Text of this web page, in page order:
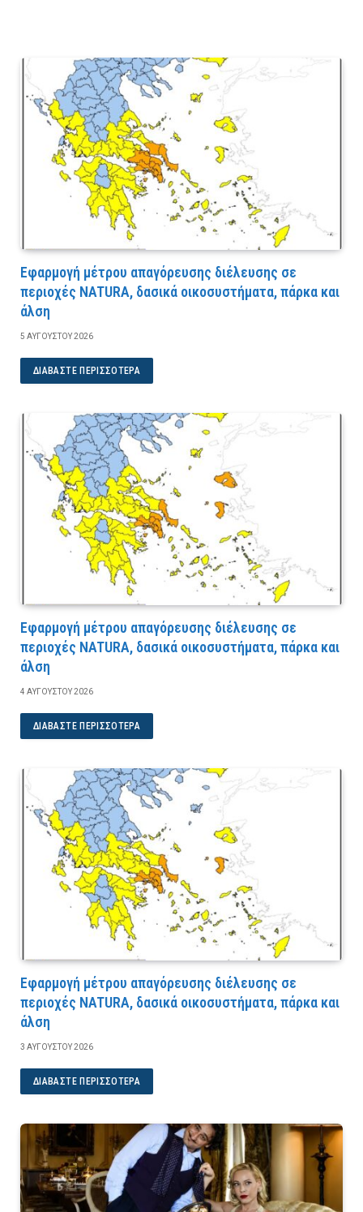
Εφαρμογή μέτρου απαγόρευσης διέλευσης σε
περιοχές NATURA, δασικά οικοσυστήματα, πάρκα και
άλση
5 ΑΥΓΟΎΣΤΟΥ 2026
ΔΙΑΒΆΣΤΕ ΠΕΡΙΣΣΌΤΕΡΑ
Εφαρμογή μέτρου απαγόρευσης διέλευσης σε
περιοχές NATURA, δασικά οικοσυστήματα, πάρκα και
άλση
4 ΑΥΓΟΎΣΤΟΥ 2026
ΔΙΑΒΆΣΤΕ ΠΕΡΙΣΣΌΤΕΡΑ
Εφαρμογή μέτρου απαγόρευσης διέλευσης σε
περιοχές NATURA, δασικά οικοσυστήματα, πάρκα και
άλση
3 ΑΥΓΟΎΣΤΟΥ 2026
ΔΙΑΒΆΣΤΕ ΠΕΡΙΣΣΌΤΕΡΑ